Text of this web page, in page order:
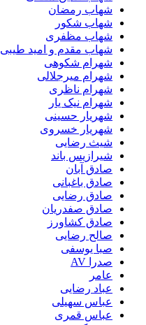
شهاب رمضان
شهاب شکور
شهاب مظفری
شهاب مقدم و امید طیبی
شهرام شکوهی
شهرام میرجلالی
شهرام ناظری
شهرام نیک یار
شهریار حسینی
شهریار خسروی
شیث رضایی
شیرازیس باند
صادق آبان
صادق باغبانی
صادق رضایی
صادق صفدریان
صادق کشاورز
صالح رضایی
صبا یوسفی
صدرا AV
عامر
عباد رضایی
عباس سهیلی
عباس قمری